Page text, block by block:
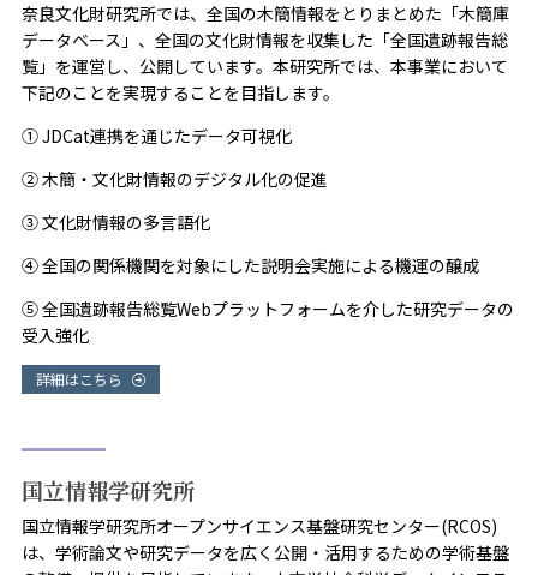
奈良文化財研究所では、全国の木簡情報をとりまとめた「木簡庫
データベース」、全国の文化財情報を収集した「全国遺跡報告総
覧」を運営し、公開しています。本研究所では、本事業において
下記のことを実現することを目指します。
① JDCat連携を通じたデータ可視化
② 木簡・文化財情報のデジタル化の促進
③ 文化財情報の多言語化
④ 全国の関係機関を対象にした説明会実施による機運の醸成
⑤ 全国遺跡報告総覧Webプラットフォームを介した研究データの
受入強化
詳細はこちら
国立情報学研究所
国立情報学研究所オープンサイエンス基盤研究センター(RCOS)
は、学術論文や研究データを広く公開・活用するための学術基盤